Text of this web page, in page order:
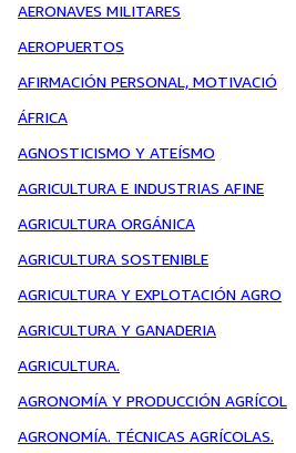
AERONAVES MILITARES
AEROPUERTOS
AFIRMACIÓN PERSONAL, MOTIVACIÓ
ÁFRICA
AGNOSTICISMO Y ATEÍSMO
AGRICULTURA E INDUSTRIAS AFINE
AGRICULTURA ORGÁNICA
AGRICULTURA SOSTENIBLE
AGRICULTURA Y EXPLOTACIÓN AGRO
AGRICULTURA Y GANADERIA
AGRICULTURA.
AGRONOMÍA Y PRODUCCIÓN AGRÍCOL
AGRONOMÍA. TÉCNICAS AGRÍCOLAS.